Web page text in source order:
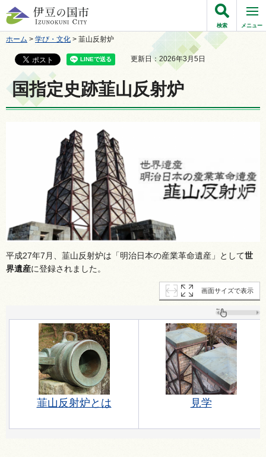
伊豆の国市
検索 メニュー
ホーム > 学び・文化 > 韮山反射炉
更新日：2026年3月5日
国指定史跡韮山反射炉
平成27年7月、韮山反射炉は「明治日本の産業革命遺産」として世
界遺産に登録されました。
画面サイズで表示
韮山反射炉とは 見学